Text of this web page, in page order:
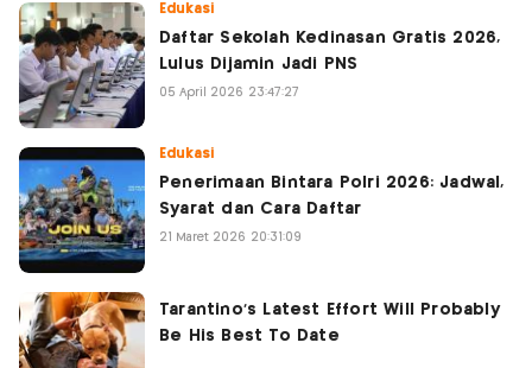
Edukasi
Daftar Sekolah Kedinasan Gratis 2026,
Lulus Dijamin Jadi PNS
05 April 2026 23:47:27
Edukasi
Penerimaan Bintara Polri 2026: Jadwal,
Syarat dan Cara Daftar
21 Maret 2026 20:31:09